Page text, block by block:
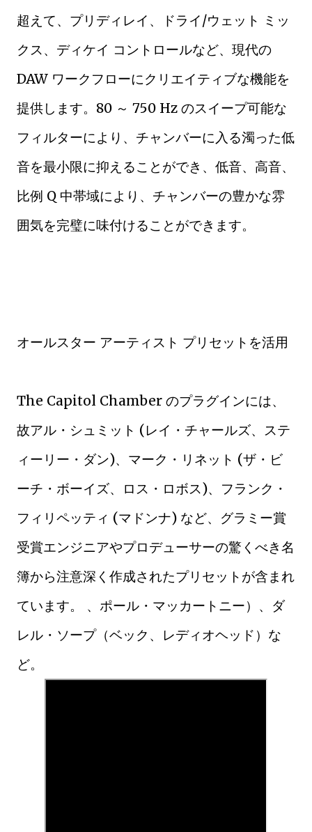
超えて、プリディレイ、ドライ/ウェット ミッ
クス、ディケイ コントロールなど、現代の
DAW ワークフローにクリエイティブな機能を
提供します。80 ～ 750 Hz のスイープ可能な
フィルターにより、チャンバーに入る濁った低
音を最小限に抑えることができ、低音、高音、
比例 Q 中帯域により、チャンバーの豊かな雰
囲気を完璧に味付けることができます。
オールスター アーティスト プリセットを活用
The Capitol Chamber のプラグインには、
故アル・シュミット (レイ・チャールズ、ステ
ィーリー・ダン)、マーク・リネット (ザ・ビ
ーチ・ボーイズ、ロス・ロボス)、フランク・
フィリペッティ (マドンナ) など、グラミー賞
受賞エンジニアやプロデューサーの驚くべき名
簿から注意深く作成されたプリセットが含まれ
ています。 、ポール・マッカートニー）、ダ
レル・ソープ（ベック、レディオヘッド）な
ど。